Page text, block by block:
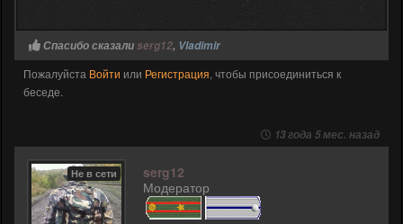
Спасибо сказалиserg12, Vladimir
Пожалуйста Войти или Регистрация, чтобы присоединиться к
беседе.
13 года 5 мес. назад
Не в сети
serg12
Модератор